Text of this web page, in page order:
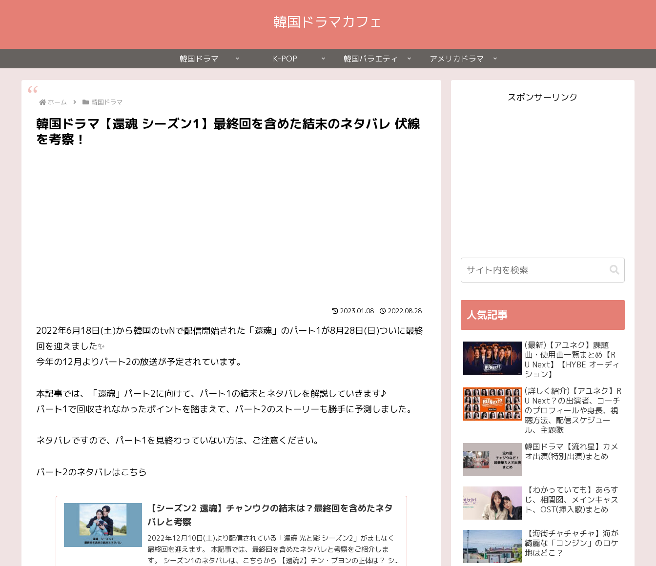
韓国ドラマカフェ
韓国ドラマ K-POP 韓国バラエティ アメリカドラマ
ホーム 韓国ドラマ
韓国ドラマ【還魂 シーズン1】最終回を含めた結末のネタバレ 伏線
を考察！
2023.01.08 2022.08.28
2022年6月18日(土)から韓国のtvNで配信開始された「還魂」のパート1が8月28日(日)ついに最終
回を迎えました✨
今年の12月よりパート2の放送が予定されています。
本記事では、「還魂」パート2に向けて、パート1の結末とネタバレを解説していきます♪
パート1で回収されなかったポイントを踏まえて、パート2のストーリーも勝手に予測しました。
ネタバレですので、パート1を見終わっていない方は、ご注意ください。
パート2のネタバレはこちら
【シーズン2 還魂】チャンウクの結末は？最終回を含めたネタ
バレと考察
2022年12月10日(土)より配信されている「還魂 光と影 シーズン2」がまもなく
最終回を迎えます。 本記事では、最終回を含めたネタバレと考察をご紹介しま
す。 シーズン1のネタバレは、こちらから 【還魂2】チン・ブヨンの正体は？ シ...
スポンサーリンク
人気記事
(最新)【アユネク】課題
曲・使用曲一覧まとめ【R
U Next】【HYBE オーディ
ション】
(詳しく紹介)【アユネク】R
U Next？の出演者、コーチ
のプロフィールや身長、視
聴方法、配信スケジュー
ル、主題歌
韓国ドラマ【流れ星】カメ
オ出演(特別出演)まとめ
【わかっていても】あらす
じ、相関図、メインキャス
ト、OST(挿入歌)まとめ
【海街チャチャチャ】海が
綺麗な「コンジン」のロケ
地はどこ？